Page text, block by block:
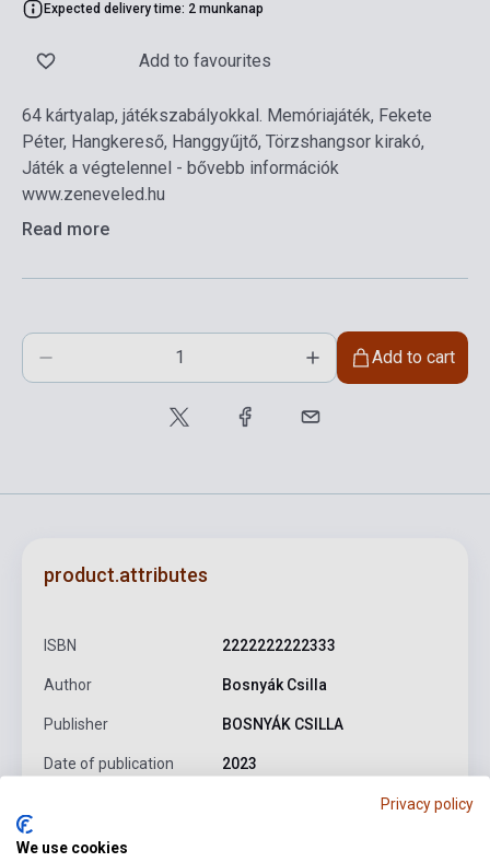
Expected delivery time: 2 munkanap
Add to favourites
64 kártyalap, játékszabályokkal. Memóriajáték, Fekete
Péter, Hangkereső, Hanggyűjtő, Törzshangsor kirakó,
Játék a végtelennel - bővebb információk
www.zeneveled.hu
Read more
Add to cart
product.attributes
ISBN 2222222222333
Author Bosnyák Csilla
Publisher BOSNYÁK CSILLA
Date of publication 2023
Privacy policy
We use cookies